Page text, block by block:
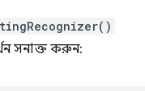
সনাক্ত করুন: